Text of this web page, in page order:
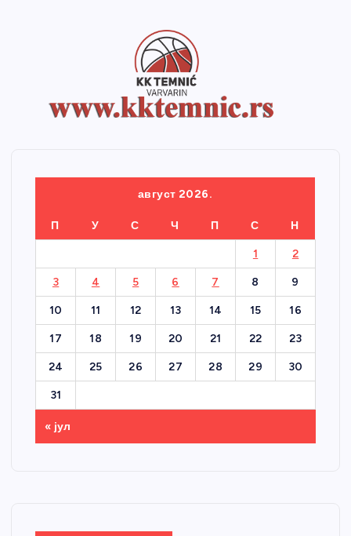
август 2026.
П У С Ч П С Н
1 2
3 4 5 6 7 8 9
10 11 12 13 14 15 16
17 18 19 20 21 22 23
24 25 26 27 28 29 30
31
« јул